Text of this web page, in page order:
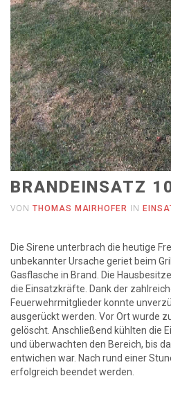
BRANDEINSATZ
VON THOMAS MAIRHOFER IN
Die Sirene unterbrach die heutige
unbekannter Ursache geriet beim
Gasflasche in Brand. Die
die Einsatzkräfte. Dank der
Feuerwehrmitglieder konnte
ausgerückt werden. Vor Ort wurde
gelöscht. Anschließend kühlten die
und überwachten den Bereich, bis
entwichen war. Nach rund einer
erfolgreich beendet werden.